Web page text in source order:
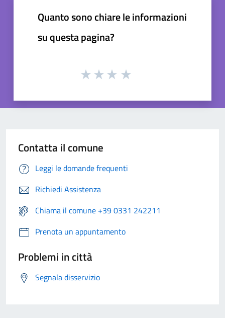
Quanto sono chiare le informazioni
su questa pagina?
Contatta il comune
Leggi le domande frequenti
Richiedi Assistenza
Chiama il comune +39 0331 242211
Prenota un appuntamento
Problemi in città
Segnala disservizio